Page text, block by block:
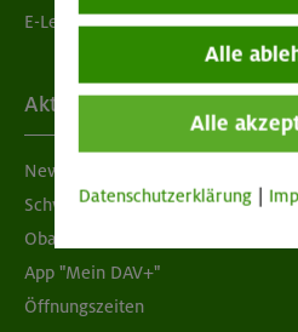
E-Learning
Aktuelles
Newsletter
Schwarzes Brett
Obacht geben!
App "Mein DAV+"
Öffnungszeiten
Alle
Alle
Datenschutzerklärung